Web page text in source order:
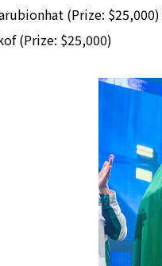
(Prize: $25,000)
(Prize: $25,000)